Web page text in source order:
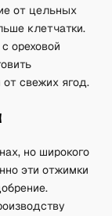
от цельных
клетчатки.
ореховой
свежих ягод.
но широкого
эти отжимки